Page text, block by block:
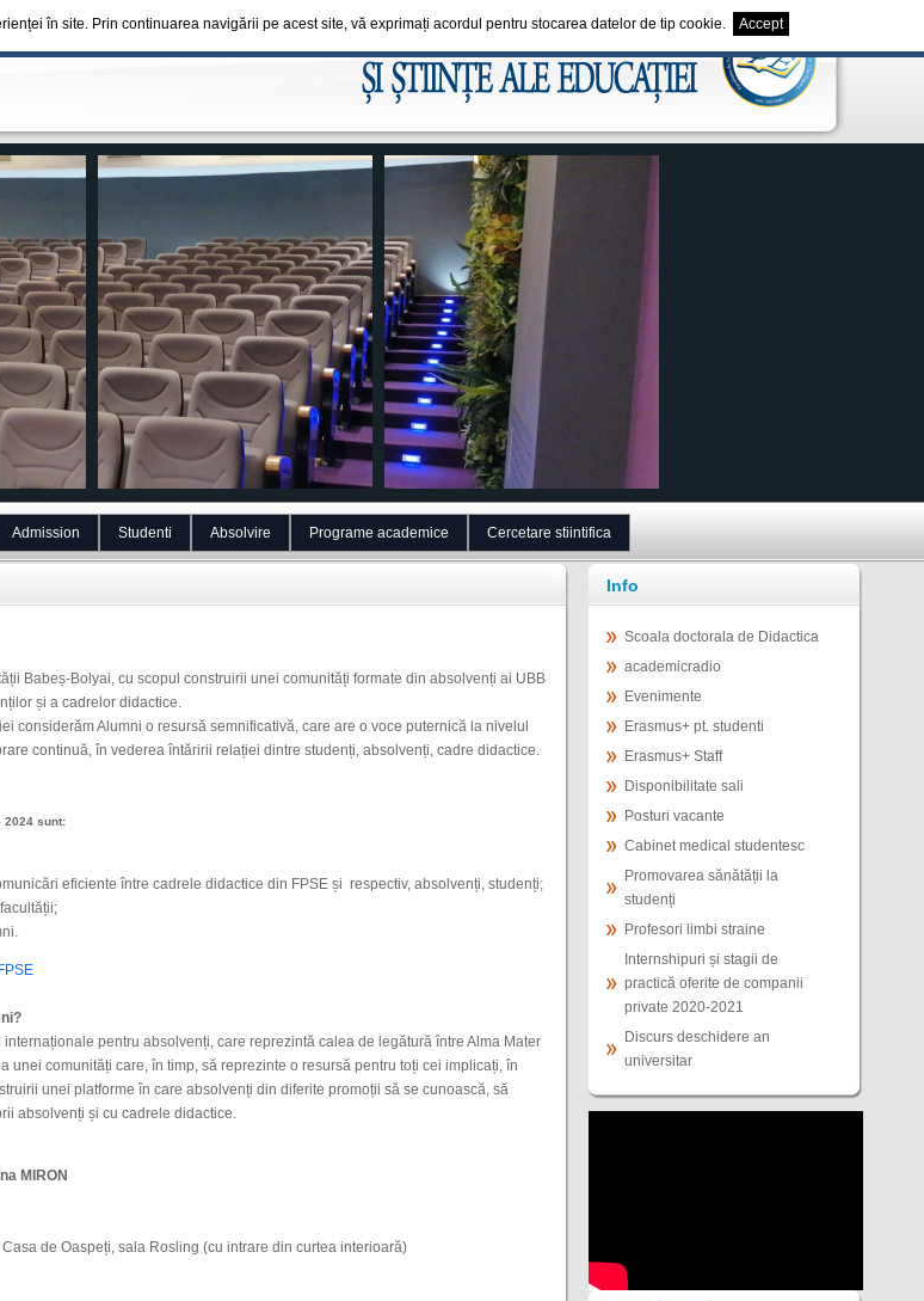
Admission Studenti Absolvire Programe academice Cercetare stiintifica
Babeș-Bolyai, cu scopul construirii unei comunități formate din absolvenți ai UBB
și a cadrelor didactice.
considerăm Alumni o resursă semnificativă, care are o voce puternică la nivelul
continuă, în vederea întăririi relației dintre studenți, absolvenți, cadre didactice.
2024 sunt:
eficiente între cadrele didactice din FPSE și respectiv, absolvenți, studenți;
pentru absolvenți, care reprezintă calea de legătură între Alma Mater
unei comunități care, în timp, să reprezinte o resursă pentru toți cei implicați, în
unei platforme în care absolvenți din diferite promoții să se cunoască, să
absolvenți și cu cadrele didactice.
MIRON
de Oaspeți, sala Rosling (cu intrare din curtea interioară)
Info
Scoala doctorala de Didactica
academicradio
Evenimente
Erasmus+ pt. studenti
Erasmus+ Staff
Disponibilitate sali
Posturi vacante
Cabinet medical studentesc
Promovarea sănătății la
studenți
Profesori limbi straine
Internshipuri și stagii de
practică oferite de companii
private 2020-2021
Discurs deschidere an
universitar
în site. Prin continuarea navigării pe acest site, vă exprimați acordul pentru stocarea datelor de tip cookie. Accept